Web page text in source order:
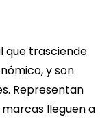
que trasciende
y son
Representan
lleguen a